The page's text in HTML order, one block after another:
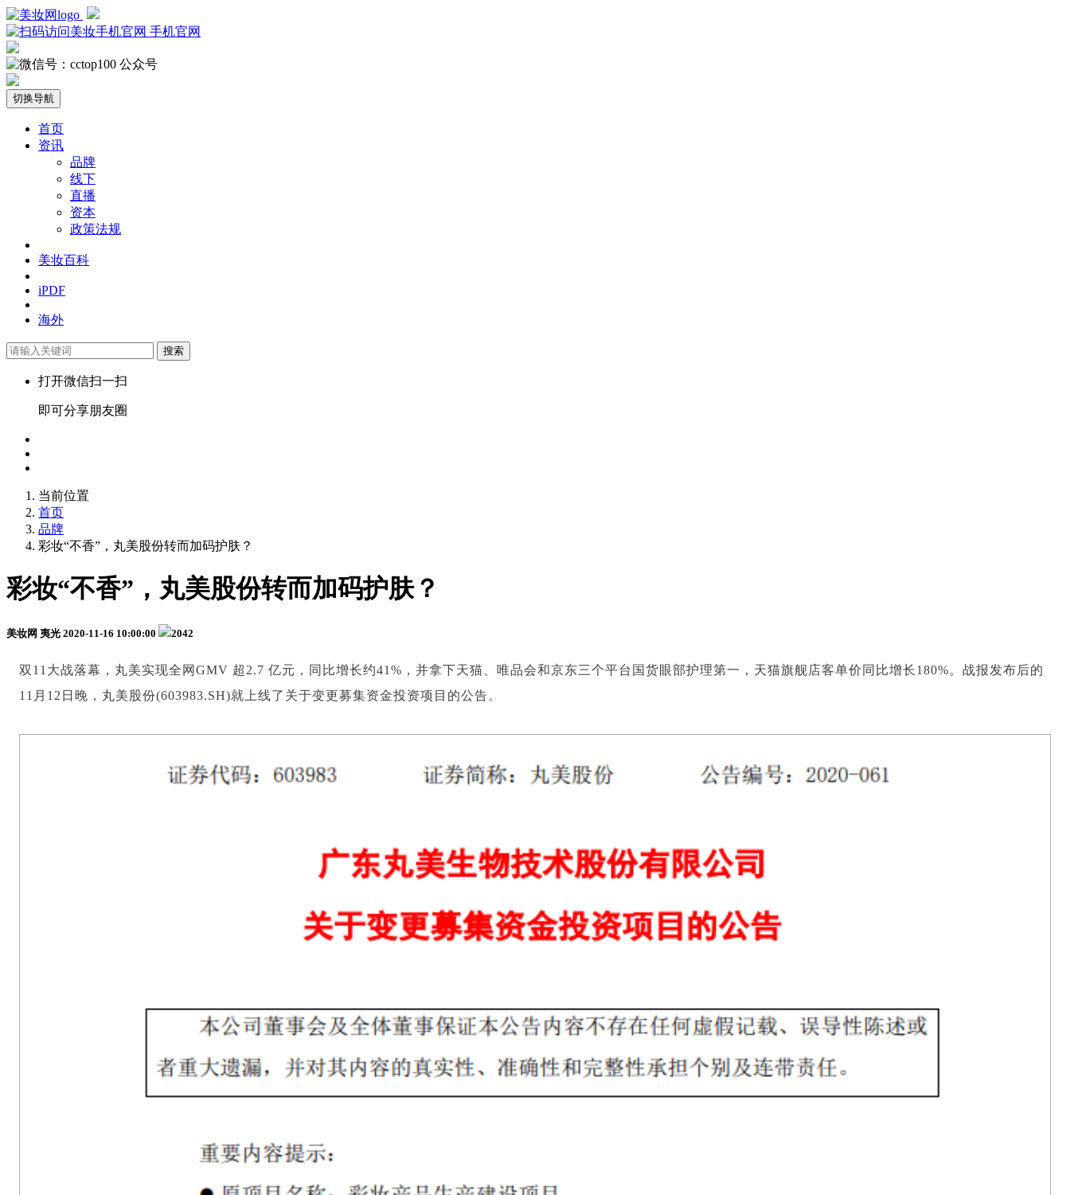
手机官网
公众号
切换导航
首页
资讯
品牌
线下
直播
资本
政策法规
美妆百科
iPDF
海外
搜索
打开微信扫一扫
即可分享朋友圈
当前位置
首页
品牌
彩妆“不香”，丸美股份转而加码护肤？
彩妆“不香”，丸美股份转而加码护肤？
美妆网 夷光 2020-11-16 10:00:00 2042
双11大战落幕，丸美实现全网GMV 超2.7 亿元，同比增长约41%，并拿下天猫、唯品会和京东三个平台国货眼部护理第一，天猫旗舰店客单价同比增长180%。战报发布后的
11月12日晚，丸美股份(603983.SH)就上线了关于变更募集资金投资项目的公告。